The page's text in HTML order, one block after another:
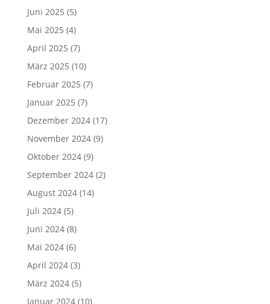
Juni 2025 (5)
Mai 2025 (4)
April 2025 (7)
März 2025 (10)
Februar 2025 (7)
Januar 2025 (7)
Dezember 2024(17)
November 2024(9)
Oktober 2024(9)
September 2024(2)
August 2024(14)
Juli 2024(5)
Juni 2024(8)
Mai 2024(6)
April 2024(3)
März 2024(5)
Januar 2024(10)